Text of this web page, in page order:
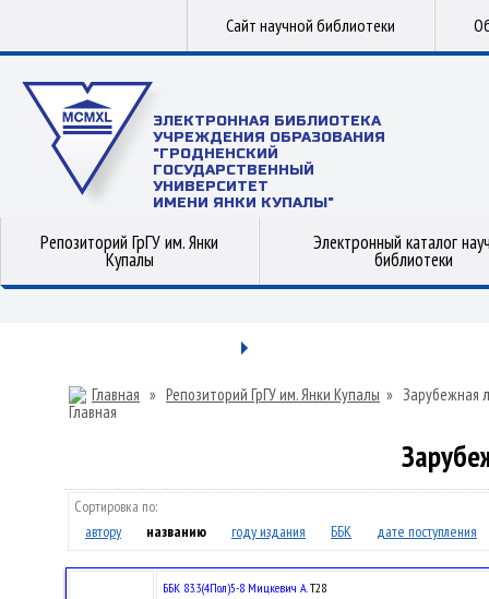
Сайт научной библиотеки
ЭЛЕКТРОННАЯ БИБЛИОТЕКА
УЧРЕЖДЕНИЯ ОБРАЗОВАНИЯ
"ГРОДНЕНСКИЙ
ГОСУДАРСТВЕННЫЙ
УНИВЕРСИТЕТ
ИМЕНИ ЯНКИ КУПАЛЫ"
Репозиторий ГрГУ им. Янки
Купалы
Электронный каталог
библиотеки
Главная » Репозиторий ГрГУ им. Янки Купалы » Зарубежная
Сортировка по:
автору
названию году издания ББК дате поступления
ББК 83.3(4Пол)5-8 Мицкевич А.Т28